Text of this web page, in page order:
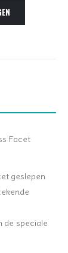
Facet
geslepen
de speciale